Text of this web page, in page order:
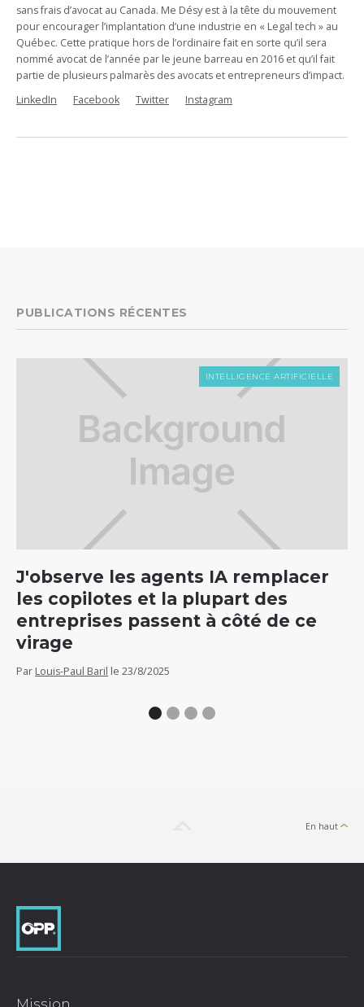
sans frais d’avocat au Canada. Me Désy est à la tête du mouvement
pour encourager l’implantation d’une industrie en « Legal tech » au
Québec. Cette pratique hors de l’ordinaire fait en sorte qu’il sera
nommé avocat de l’année par le jeune barreau en 2016 et qu’il fait
partie de plusieurs palmarès des avocats et entrepreneurs d’impact.
LinkedIn
Facebook Twitter Instagram
PUBLICATIONS RÉCENTES
INTELLIGENCE ARTIFICIELLE
J'observe les agents IA remplacer
les copilotes et la plupart des
entreprises passent à côté de ce
virage
Par Louis-Paul Baril le 23/8/2025
En haut
Mission